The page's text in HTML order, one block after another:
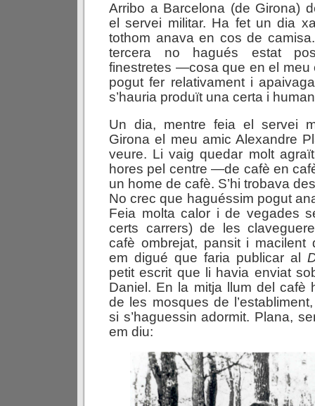
Arribo a Barcelona (de Girona)
el servei militar. Ha fet un dia
tothom anava en cos de
tercera no hagués estat
finestretes —cosa que en el meu
pogut fer relativament i
s’hauria produït una certa i
Un dia, mentre feia el servei
Girona el meu amic Alexandre
veure. Li vaig quedar molt
hores pel centre —de cafè en
un home de cafè. S’hi trobava
No crec que haguéssim pogut
Feia molta calor i de vegades
certs carrers) de les
cafè ombrejat, pansit i macilent
em digué que faria publicar al
petit escrit que li havia enviat
Daniel. En la mitja llum del cafè
de les mosques de
si s’haguessin adormit. Plana,
em diu: